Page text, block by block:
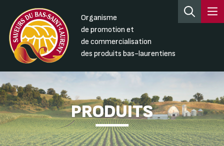
Organisme
de promotion et
de commercialisation
des produits bas-laurentiens
PRODUITS